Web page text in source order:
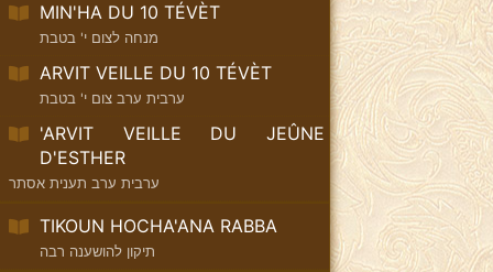
MIN'HA DU 10 TÉVÈT
מנחה לצום י' בטבת
ARVIT VEILLE DU 10 TÉVÈT
ערבית ערב צום י' בטבת
'ARVIT VEILLE DU JEÛNE
D'ESTHER
ערבית ערב תענית אסתר
TIKOUN HOCHA'ANA RABBA
תיקון להושענה רבה